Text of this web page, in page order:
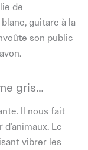
de
guitare à la
son public
gris…
Il nous fait
Le
vibrer les